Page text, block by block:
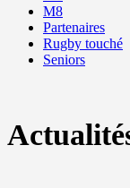
M8
Partenaires
Rugby touché
Seniors